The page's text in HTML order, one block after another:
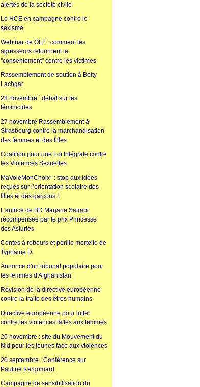
alertes de la société civile
Le HCE en campagne contre le
sexisme
Webinar de OLF : comment les
agresseurs retournent le
"consentement" contre les victimes
Rassemblement de soutien à Betty
Lachgar
28 novembre : débat sur les
féminicides
27 novembre Rassemblement à
Strasbourg contre la marchandisation
des femmes et des filles
Coalition pour une Loi Intégrale contre
les Violences Sexuelles
MaVoieMonChoix* : stop aux idées
reçues sur l’orientation scolaire des
filles et des garçons !
L'autrice de BD Marjane Satrapi
récompensée par le prix Princesse
des Asturies
Contes à rebours et pérille mortelle de
Typhaine D.
Annonce d'un tribunal populaire pour
les femmes d'Afghanistan
Révision de la directive européenne
contre la traite des êtres humains
Directive européenne pour lutter
contre les violences faites aux femmes
20 novembre : site du Mouvement du
Nid pour les jeunes face aux violences
20 septembre : Conférence sur
Pauline Kergomard
Campagne de sensibilisation du